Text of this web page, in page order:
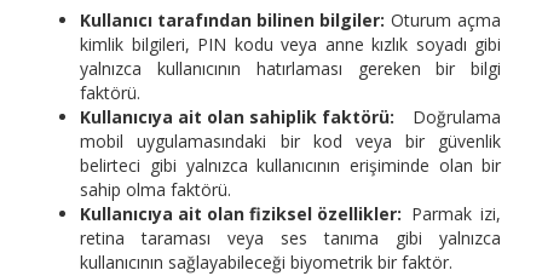
Kullanıcı tarafından bilinen bilgiler: Oturum açma
kimlik bilgileri, PIN kodu veya anne kızlık soyadı gibi
yalnızca kullanıcının hatırlaması gereken bir bilgi
faktörü.
Kullanıcıya ait olan sahiplik faktörü: Doğrulama
mobil uygulamasındaki bir kod veya bir güvenlik
belirteci gibi yalnızca kullanıcının erişiminde olan bir
sahip olma faktörü.
Kullanıcıya ait olan fiziksel özellikler: Parmak izi,
retina taraması veya ses tanıma gibi yalnızca
kullanıcının sağlayabileceği biyometrik bir faktör.